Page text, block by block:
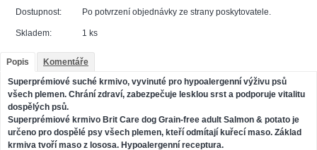
Dostupnost: Po potvrzení objednávky ze strany poskytovatele.
Skladem: 1 ks
Popis
Komentáře
Superprémiové suché krmivo, vyvinuté pro hypoalergenní výživu psů
všech plemen. Chrání zdraví, zabezpečuje lesklou srst a podporuje vitalitu
dospělých psů.
Superprémiové krmivo Brit Care dog Grain-free adult Salmon & potato je
určeno pro dospělé psy všech plemen, kteří odmítají kuřecí maso. Základ
krmiva tvoří maso z lososa. Hypoalergenní receptura.